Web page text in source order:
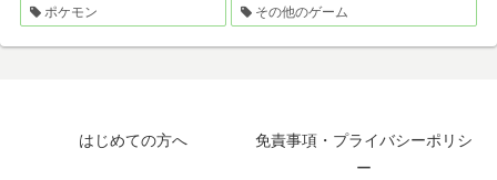
ポケモン
その他のゲーム
はじめての方へ
免責事項・プライバシーポリシ
ー